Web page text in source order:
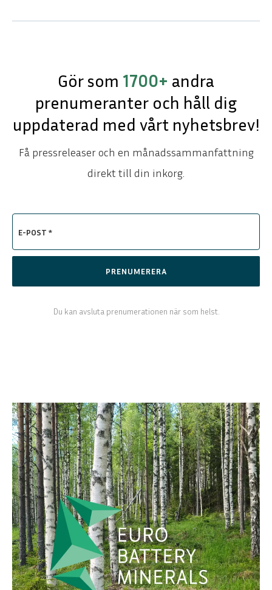
Gör som 1700+ andra
prenumeranter och håll dig
uppdaterad med vårt nyhetsbrev!
Få pressreleaser och en månadssammanfattning
direkt till din inkorg.
E-POST *
PRENUMERERA
Du kan avsluta prenumerationen när som helst.